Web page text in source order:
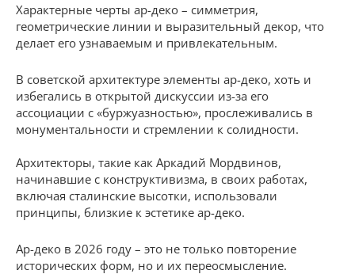
Характерные черты ар-деко – симметрия,
геометрические линии и выразительный декор, что
делает его узнаваемым и привлекательным.
В советской архитектуре элементы ар-деко, хоть и
избегались в открытой дискуссии из-за его
ассоциации с «буржуазностью», прослеживались в
монументальности и стремлении к солидности.
Архитекторы, такие как Аркадий Мордвинов,
начинавшие с конструктивизма, в своих работах,
включая сталинские высотки, использовали
принципы, близкие к эстетике ар-деко.
Ар-деко в 2026 году – это не только повторение
исторических форм, но и их переосмысление.